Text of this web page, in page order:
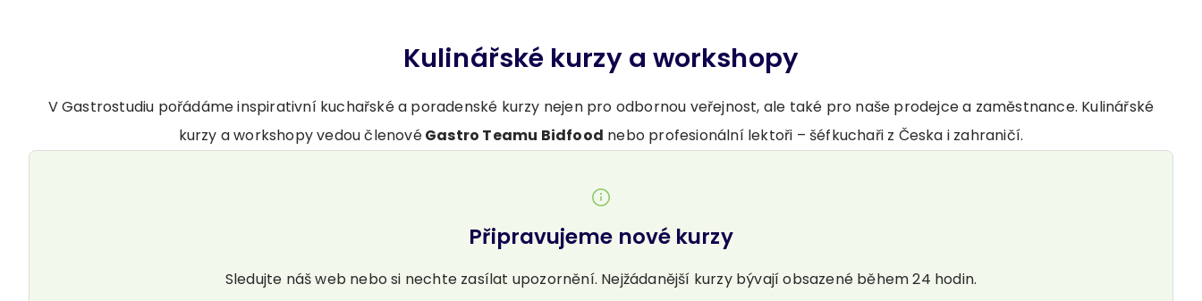
Kulinářské kurzy a workshopy
V Gastrostudiu pořádáme inspirativní kuchařské a poradenské kurzy nejen pro odbornou veřejnost, ale také pro naše prodejce a zaměstnance. Kulinářské
kurzy a workshopy vedou členovéGastro Teamu Bidfood nebo profesionální lektoři – šéfkuchaři z Česka i zahraničí.
Připravujeme nové kurzy
Sledujte náš web nebo si nechte zasílat upozornění. Nejžádanější kurzy bývají obsazené během 24 hodin.